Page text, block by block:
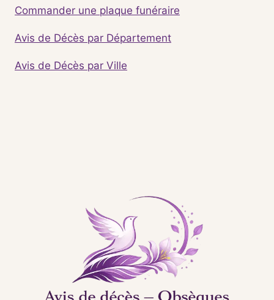
Commander une plaque funéraire
Avis de Décès par Département
Avis de Décès par Ville